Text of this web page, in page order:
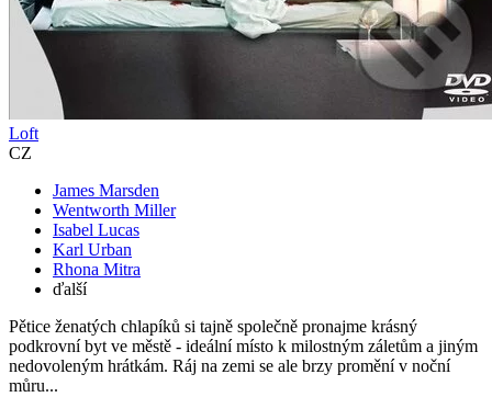
Loft
CZ
James Marsden
Wentworth Miller
Isabel Lucas
Karl Urban
Rhona Mitra
ďalší
Pětice ženatých chlapíků si tajně společně pronajme krásný
podkrovní byt ve městě - ideální místo k milostným záletům a jiným
nedovoleným hrátkám. Ráj na zemi se ale brzy promění v noční
můru...